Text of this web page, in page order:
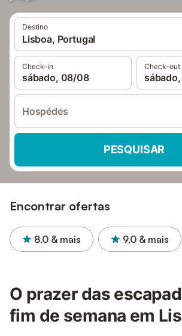
Destino
Lisboa, Portugal
Check-in
sábado, 08/08
Check-out
Hospédes
PESQUISAR
Encontrar ofertas
8,0 & mais 9,0 & mais
O prazer das
fim de semana em